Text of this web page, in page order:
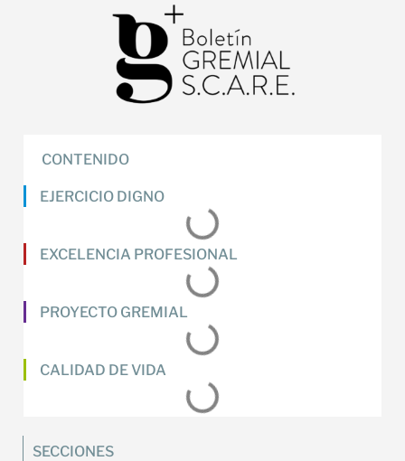
CONTENIDO
EJERCICIO DIGNO
EXCELENCIA PROFESIONAL
PROYECTO GREMIAL
CALIDAD DE VIDA
SECCIONES